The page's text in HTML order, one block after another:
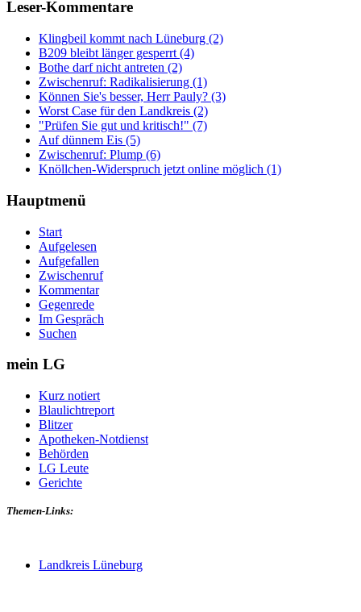
Leser-Kommentare
Klingbeil kommt nach Lüneburg (2)
B209 bleibt länger gesperrt (4)
Bothe darf nicht antreten (2)
Zwischenruf: Radikalisierung (1)
Können Sie's besser, Herr Pauly? (3)
Worst Case für den Landkreis (2)
"Prüfen Sie gut und kritisch!" (7)
Auf dünnem Eis (5)
Zwischenruf: Plump (6)
Knöllchen-Widerspruch jetzt online möglich (1)
Hauptmenü
Start
Aufgelesen
Aufgefallen
Zwischenruf
Kommentar
Gegenrede
Im Gespräch
Suchen
mein LG
Kurz notiert
Blaulichtreport
Blitzer
Apotheken-Notdienst
Behörden
LG Leute
Gerichte
Themen-Links:
Landkreis Lüneburg